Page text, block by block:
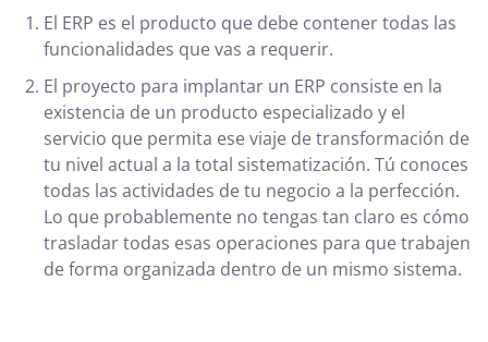
El ERP es el producto que debe contener todas las
funcionalidades que vas a requerir.
El proyecto para implantar un ERP consiste en la
existencia de un producto especializado y el
servicio que permita ese viaje de transformación de
tu nivel actual a la total sistematización. Tú conoces
todas las actividades de tu negocio a la perfección.
Lo que probablemente no tengas tan claro es cómo
trasladar todas esas operaciones para que trabajen
de forma organizada dentro de un mismo sistema.